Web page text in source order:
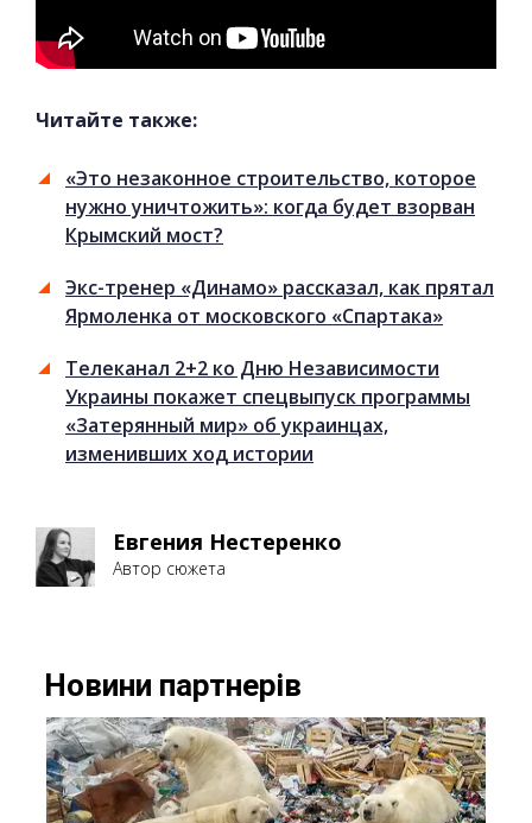
Читайте также:
«Это незаконное строительство, которое
нужно уничтожить»: когда будет взорван
Крымский мост?
Экс-тренер «Динамо» рассказал, как прятал
Ярмоленка от московского «Спартака»
Телеканал 2+2 ко Дню Независимости
Украины покажет спецвыпуск программы
«Затерянный мир» об украинцах,
изменивших ход истории
Евгения Нестеренко
Автор сюжета